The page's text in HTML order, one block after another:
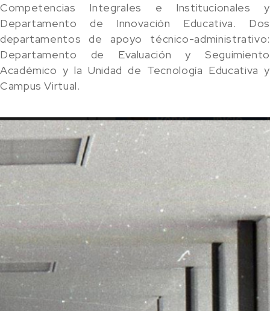
Competencias Integrales e Institucionales y
Departamento de Innovación Educativa. Dos
departamentos de apoyo técnico-administrativo:
Departamento de Evaluación y Seguimiento
Académico y la Unidad de Tecnología Educativa y
Campus Virtual.